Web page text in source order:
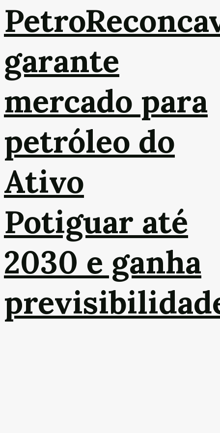
garante
mercado para
petróleo do
Ativo
Potiguar até
2030 e ganha